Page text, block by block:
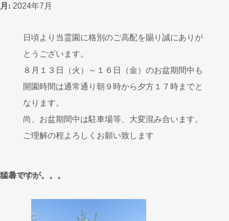
月: 2024年7月
お盆期間 開園時間のお知らせ
2024.07.26
日頃より当霊園に格別のご高配を賜り誠にありが
とうございます。
８月１３日（火）～１６日（金）のお盆期間中も
開園時間は通常通り朝９時から夕方１７時までと
なります。
尚、お盆期間中は駐車場等、大変混み合います。
ご理解の程よろしくお願い致します
猛暑ですが。。。
2024.07.05